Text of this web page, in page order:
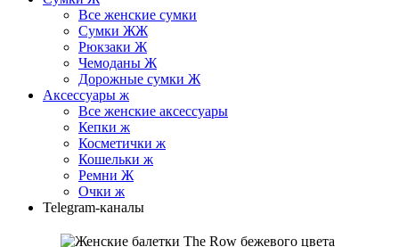
Все женские сумки
Сумки ЖЖ
Рюкзаки Ж
Чемоданы Ж
Дорожные сумки Ж
Аксессуары ж
Все женские аксессуары
Кепки ж
Косметички ж
Кошельки ж
Ремни Ж
Очки ж
Telegram-каналы